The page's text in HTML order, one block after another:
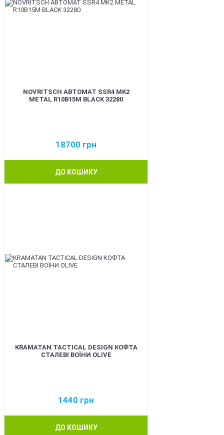
NOVRITSCH АВТОМАТ SSR4 MK2
METAL R10B15M BLACK 32280
18700 грн
ДО КОШИКУ
KRAMATAN TACTICAL DESIGN КОФТА
СТАЛЕВІ ВОЇНИ OLIVE
1440 грн
ДО КОШИКУ